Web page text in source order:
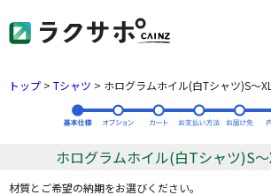
トップ > Tシャツ > ホログラムホイル(白Tシャツ)S～XL
ホログラムホイル(白Tシャツ)S
材質とご希望の納期をお選びください。